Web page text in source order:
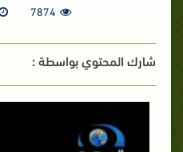
7874
شارك المحتوي بواسطة :